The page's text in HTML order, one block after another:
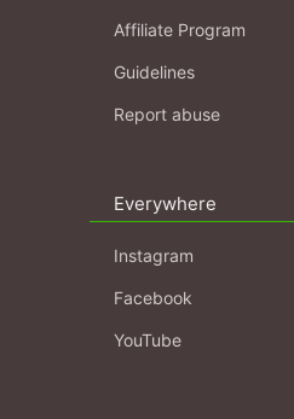
Affiliate Program
Guidelines
Report abuse
Everywhere
Instagram
Facebook
YouTube